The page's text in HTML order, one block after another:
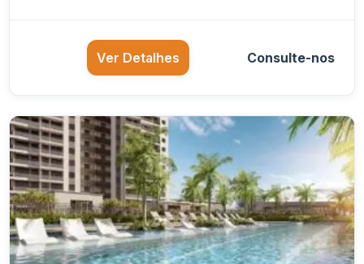
Ver Detalhes Consulte-nos